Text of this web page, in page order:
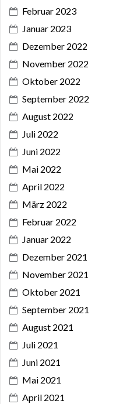
Februar 2023
Januar 2023
Dezember 2022
November 2022
Oktober 2022
September 2022
August 2022
Juli 2022
Juni 2022
Mai 2022
April 2022
März 2022
Februar 2022
Januar 2022
Dezember 2021
November 2021
Oktober 2021
September 2021
August 2021
Juli 2021
Juni 2021
Mai 2021
April 2021